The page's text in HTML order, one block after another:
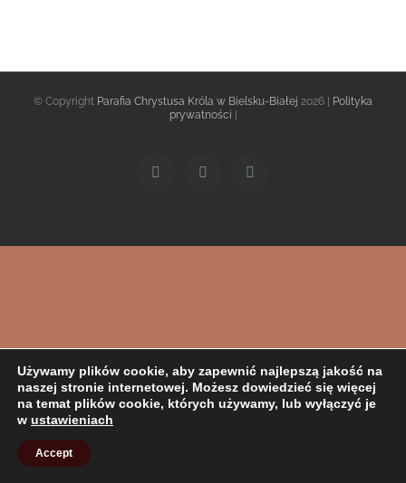
© Copyright Parafia Chrystusa Króla w Bielsku-Białej 2026 | Polityka
prywatności |
FacebookTwitter Instagram
Używamy plików cookie, aby zapewnić najlepszą jakość na
naszej stronie internetowej. Możesz dowiedzieć się więcej
na temat plików cookie, których używamy, lub wyłączyć je
w ustawieniach
Accept